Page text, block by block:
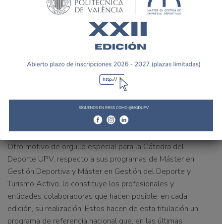
permite a los estudiantes establecer contactos en
entornos profesionales diversos,así como conocer
diferentes costumbres y maneras del sector deportivo en
industrias de otros países.
Respecto a los estudiantes de territorio nacional, en las
existe una gran representación de alumnos de
diferentes comunidades autónomas de España
diversidad domésticafacilita la planificación que dichos
alumnos emplean a la hora de realizar prácticas
formativas en diversos lugares del país
Otro motivo de orgullo especial para la Cátedra del
Deporte UPV, respecto a sus programas de Máster en
Gestión Deportiva y Máster en Gestión del Deporte y
Turismo Activo, lo constituye los profesionales y
entidades colaboradoras que hacen posible, en cada
edición, su realización. Estos hacen de esta titulación un
programa de referencia nacional que, en las últimas